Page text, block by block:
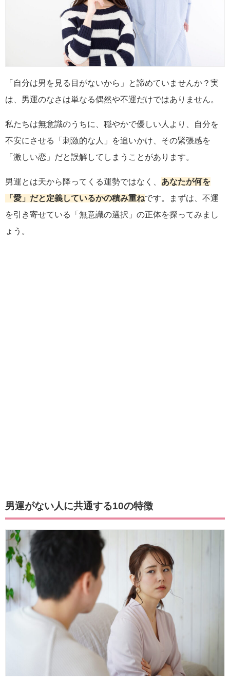
「自分は男を見る目がないから」と諦めていませんか？実
は、男運のなさは単なる偶然や不運だけではありません。
私たちは無意識のうちに、穏やかで優しい人より、自分を
不安にさせる「刺激的な人」を追いかけ、その緊張感を
「激しい恋」だと誤解してしまうことがあります。
男運とは天から降ってくる運勢ではなく、 あなたが何を
「愛」だと定義しているかの積み重ねです。まずは、不運
を引き寄せている「無意識の選択」の正体を探ってみまし
ょう。
男運がない人に共通する10の特徴